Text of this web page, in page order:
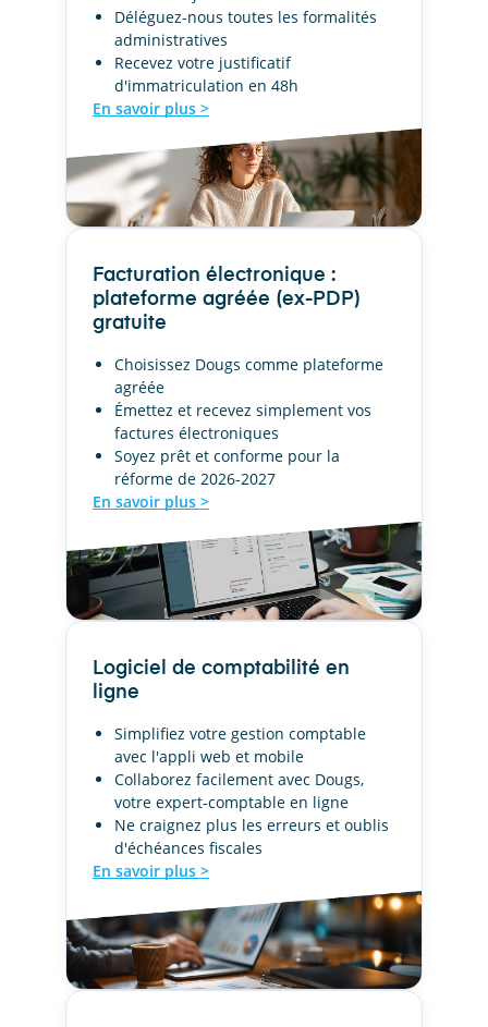
Déléguez-nous toutes les formalités
administratives
Recevez votre justificatif
d'immatriculation en 48h
En savoir plus >
Facturation électronique :
plateforme agréée (ex-PDP)
gratuite
Choisissez Dougs comme plateforme
agréée
Émettez et recevez simplement vos
factures électroniques
Soyez prêt et conforme pour la
réforme de 2026-2027
En savoir plus >
Logiciel de comptabilité en
ligne
Simplifiez votre gestion comptable
avec l'appli web et mobile
Collaborez facilement avec Dougs,
votre expert-comptable en ligne
Ne craignez plus les erreurs et oublis
d'échéances fiscales
En savoir plus >